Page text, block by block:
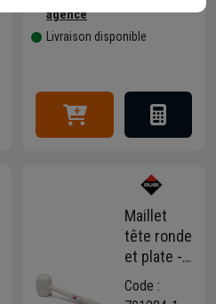
agence
Livraison disponible
Maillet
tête ronde
et plate -
Rubi -
Longueur
Code :